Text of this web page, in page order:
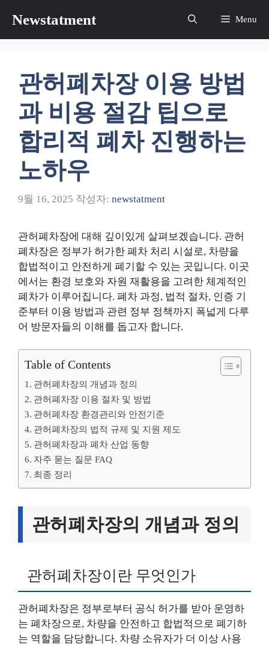
츠
Newstatment Menu
관허폐차장 이용 방법
과 비용 절감 팁으로
합리적 폐차 진행하는
노하우
9월 16, 2025 작성자: newstatment
관허폐차장에 대해 깊이있게 살펴보겠습니다. 관허
폐차장은 정부가 허가한 폐차 처리 시설로, 차량을
합법적이고 안전하게 폐기할 수 있는 곳입니다. 이곳
에서는 환경 보호와 자원 재활용을 고려한 체계적인
폐차가 이루어집니다. 폐차 과정, 법적 절차, 인증 기
준부터 이용 방법과 관련 정부 정책까지 폭넓게 다루
어 방문자들의 이해를 돕고자 합니다.
Table of Contents
관허폐차장의 개념과 정의
관허폐차장 이용 절차 및 방법
관허폐차장 환경관리와 안전기준
관허폐차장의 법적 규제 및 지원 제도
관허폐차장과 폐차 산업 동향
자주 묻는 질문 FAQ
최종 정리
관허폐차장의 개념과 정의
관허폐차장이란 무엇인가
관허폐차장은 정부로부터 공식 허가를 받아 운영하
는 폐차장으로, 차량을 안전하고 합법적으로 폐기하
는 역할을 담당합니다. 차량 소유자가 더 이상 사용